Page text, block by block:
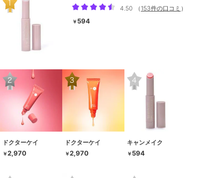
4.50
（ 153件の口コミ ）
￥ 594
ドクターケイ
￥2,970
ドクターケイ
￥2,970
キャンメイク
￥ 594